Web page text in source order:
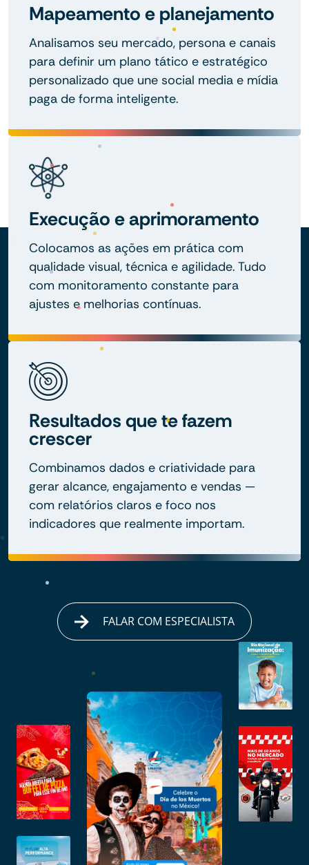
Mapeamento e planejamento
Analisamos seu mercado, persona e canais
para definir um plano tático e estratégico
personalizado que une social media e mídia
paga de forma inteligente.
Execução e aprimoramento
Colocamos as ações em prática com
qualidade visual, técnica e agilidade. Tudo
com monitoramento constante para
ajustes e melhorias contínuas.
Resultados que te fazem
crescer
Combinamos dados e criatividade para
gerar alcance, engajamento e vendas —
com relatórios claros e foco nos
indicadores que realmente importam.
FALAR COM ESPECIALISTA